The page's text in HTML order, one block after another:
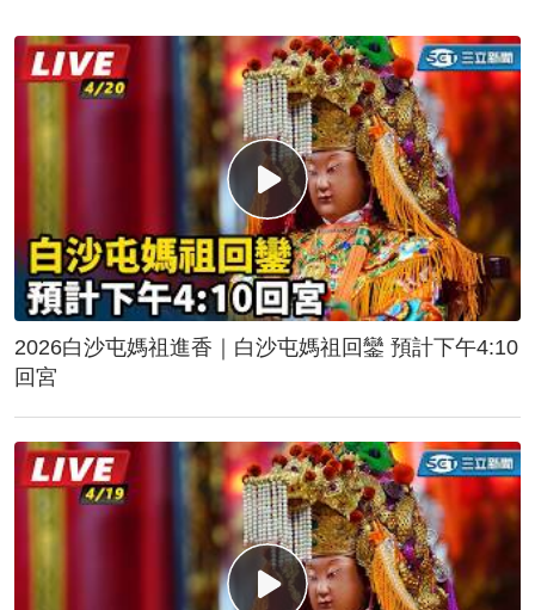
2026白沙屯媽祖進香｜白沙屯媽祖回鑾 預計下午4:10
回宮